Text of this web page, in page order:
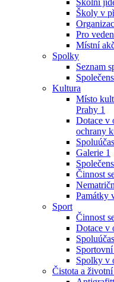
Školy v
Pro
Místní
Spolky
Seznam
Kultura
Místo
Prahy 1
Dotace v
ochrany
Galerie 1
Činnost
Památky
Sport
Činnost
Dotace v
Sportovní
Spolky v
Čistota a